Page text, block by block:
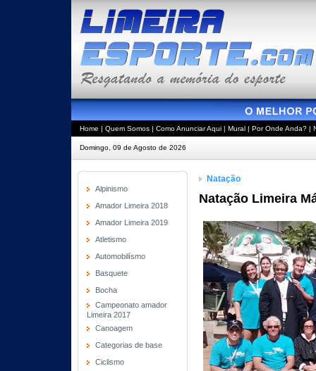
Home | Quem Somos | Como Anunciar Aqui | Mural | Por Onde Anda? |
Domingo, 09 de Agosto de 2026
Alpinismo
Amador Limeira 2018
Amador Limeira 2019
Atletismo
Automobilísmo
Basquete
Bocha
Campeonato amador
Limeira 2017
Canoagem
Categorias de base
Ciclismo
Natação
Natação Limeira